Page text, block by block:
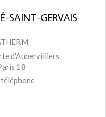
SAINT-GERVAIS
d'Aubervilliers
18